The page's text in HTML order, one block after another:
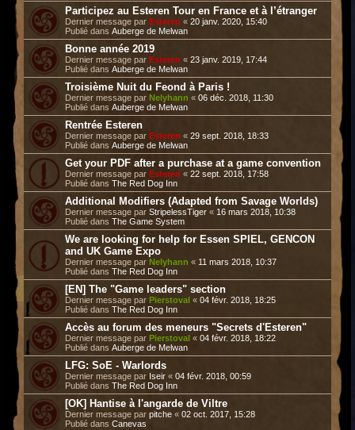
Participez au Esteren Tour en France et à l’étranger
Dernier message par Esteren « 20 janv. 2020, 15:40
Publié dans Auberge de Melwan
Bonne année 2019
Dernier message par Esteren « 23 janv. 2019, 17:44
Publié dans Auberge de Melwan
Troisième Nuit du Feond à Paris !
Dernier message par Nelyhann « 06 déc. 2018, 11:30
Publié dans Auberge de Melwan
Rentrée Esteren
Dernier message par Esteren « 29 sept. 2018, 18:33
Publié dans Auberge de Melwan
Get your PDF after a purchase at a game convention
Dernier message par Esteren « 22 sept. 2018, 17:58
Publié dans The Red Dog Inn
Additional Modifiers (Adapted from Savage Worlds)
Dernier message par StripelessTiger « 16 mars 2018, 10:38
Publié dans The Game System
We are looking for help for Essen SPIEL, GENCON
and UK Game Expo
Dernier message par Nelyhann « 11 mars 2018, 10:37
Publié dans The Red Dog Inn
[EN] The "Game leaders" section
Dernier message par Pierstoval « 04 févr. 2018, 18:25
Publié dans The Red Dog Inn
Accès au forum des meneurs "Secrets d'Esteren"
Dernier message par Pierstoval « 04 févr. 2018, 18:22
Publié dans Auberge de Melwan
LFG: SoE - Warlords
Dernier message par Iseir « 04 févr. 2018, 00:59
Publié dans The Red Dog Inn
[OK] Hantise à l'angarde de Viltre
Dernier message par pitche « 02 oct. 2017, 15:28
Publié dans Canevas